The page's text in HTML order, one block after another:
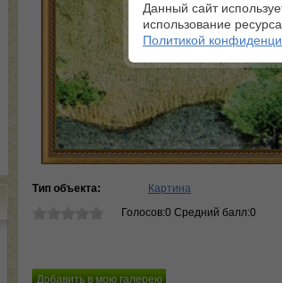
Тип объекта:
Картина
Голосов:0 Средний балл:0
Данный сайт
использование
Политикой